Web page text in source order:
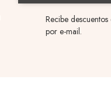
Recibe
por e-mail.